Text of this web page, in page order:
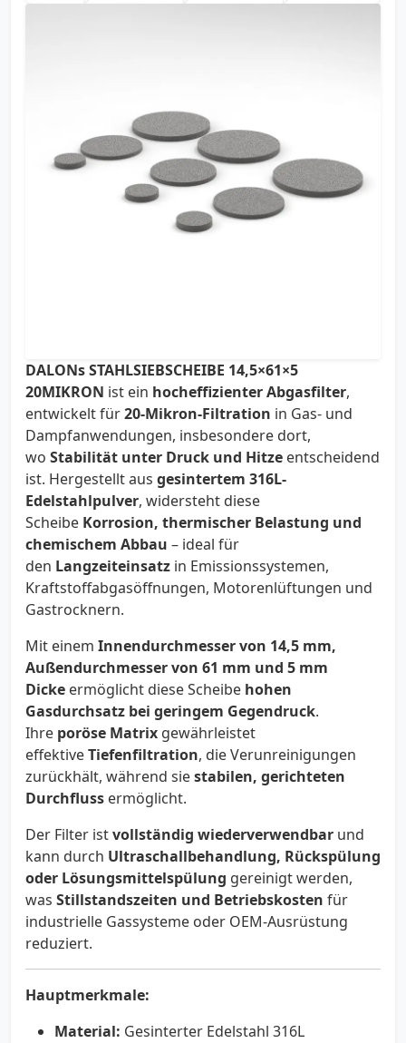
DALONs STAHLSIEBSCHEIBE 14,5×61×5
20MIKRON ist ein hocheffizienter Abgasfilter,
entwickelt für20-Mikron-Filtration in Gas- und
Dampfanwendungen, insbesondere dort,
wo Stabilität unter Druck und Hitze entscheidend
ist. Hergestellt aus gesintertem 316L-
Edelstahlpulver, widersteht diese
Scheibe Korrosion, thermischer Belastung und
chemischem Abbau – ideal für
den Langzeiteinsatz in Emissionssystemen,
Kraftstoffabgasöffnungen, Motorenlüftungen und
Gastrocknern.
Mit einem Innendurchmesser von 14,5 mm,
Außendurchmesser von 61 mm und 5 mm
Dicke ermöglicht diese Scheibe hohen
Gasdurchsatz bei geringem Gegendruck.
Ihre poröse Matrix gewährleistet
effektiveTiefenfiltration, die Verunreinigungen
zurückhält, während siestabilen, gerichteten
Durchfluss ermöglicht.
Der Filter istvollständig wiederverwendbar und
kann durch Ultraschallbehandlung, Rückspülung
oder Lösungsmittelspülung gereinigt werden,
was Stillstandszeiten und Betriebskosten für
industrielle Gassysteme oder OEM-Ausrüstung
reduziert.
Hauptmerkmale:
Material: Gesinterter Edelstahl 316L